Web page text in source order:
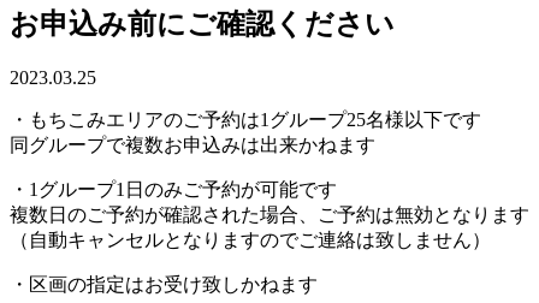
お申込み前にご確認ください
2023.03.25
・もちこみエリアのご予約は1グループ25名様以下です
同グループで複数お申込みは出来かねます
・1グループ1日のみご予約が可能です
複数日のご予約が確認された場合、ご予約は無効となります
（自動キャンセルとなりますのでご連絡は致しません）
・区画の指定はお受け致しかねます